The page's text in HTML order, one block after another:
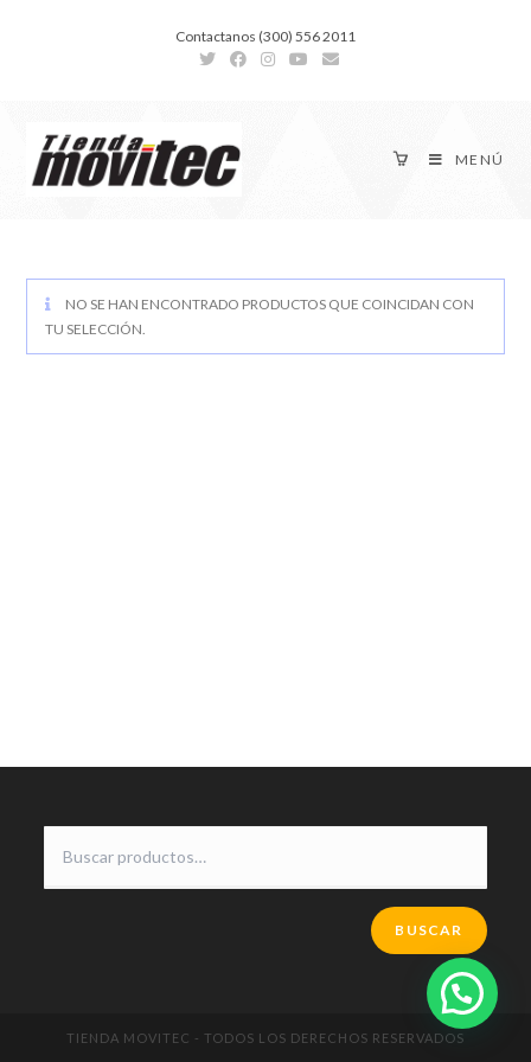
Contactanos (300) 556 2011
MENÚ
NO SE HAN ENCONTRADO PRODUCTOS QUE COINCIDAN CON
TU SELECCIÓN.
BUSCAR
TIENDA MOVITEC - TODOS LOS DERECHOS RESERVADOS